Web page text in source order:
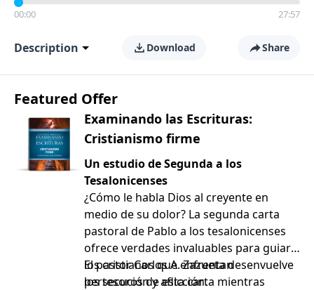
00:00 27:57
Description Download Share
Featured Offer
Examinando las Escrituras:
Cristianismo firme
Un estudio de Segunda a los
Tesalonicenses
¿Cómo le habla Dios al creyente en
medio de su dolor? La segunda carta
pastoral de Pablo a los tesalonicenses
ofrece verdades invaluables para guiar a
los cristianos que enfrentan
persecución y aflicción.
El pastor Carlos A. Zazueta desenvuelve
los tesoros de esta carta mientras